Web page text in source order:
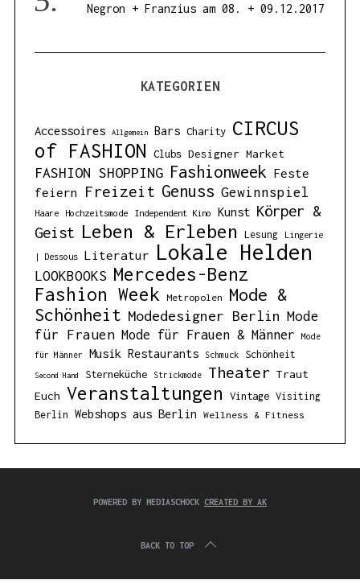
Negron + Franzius am 08. + 09.12.2017
KATEGORIEN
Accessoires Allgemein Bars Charity CIRCUS
of FASHION Clubs Designer Market
FASHION SHOPPING Fashionweek Feste
feiern
Freizeit Genuss Gewinnspiel
Haare Hochzeitsmode Independent Kino Kunst Körper &
Geist Leben & Erleben Lesung Lingerie
| Dessous Literatur Lokale Helden
LOOKBOOKS Mercedes-Benz
Fashion Week Metropolen
Mode &
Schönheit Modedesigner Berlin Mode
für Frauen Mode für Frauen & Männer
Mode
für Männer
Musik Restaurants Schmuck Schönheit
Second Hand Sterneküche Strickmode Theater Traut
Euch Veranstaltungen Vintage Visiting
Berlin Webshops aus Berlin Wellness & Fitness
POWERED BY MEDIASCHOCK CREATED BY AK
BACK TO TOP